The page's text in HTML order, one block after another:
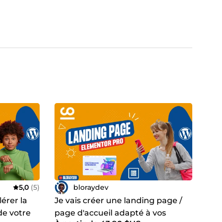
un devis personnalisé.
à l’action !
5,0 (5)
la
votre
bloraydev
Je vais créer une landing page /
page d'accueil adapté à vos